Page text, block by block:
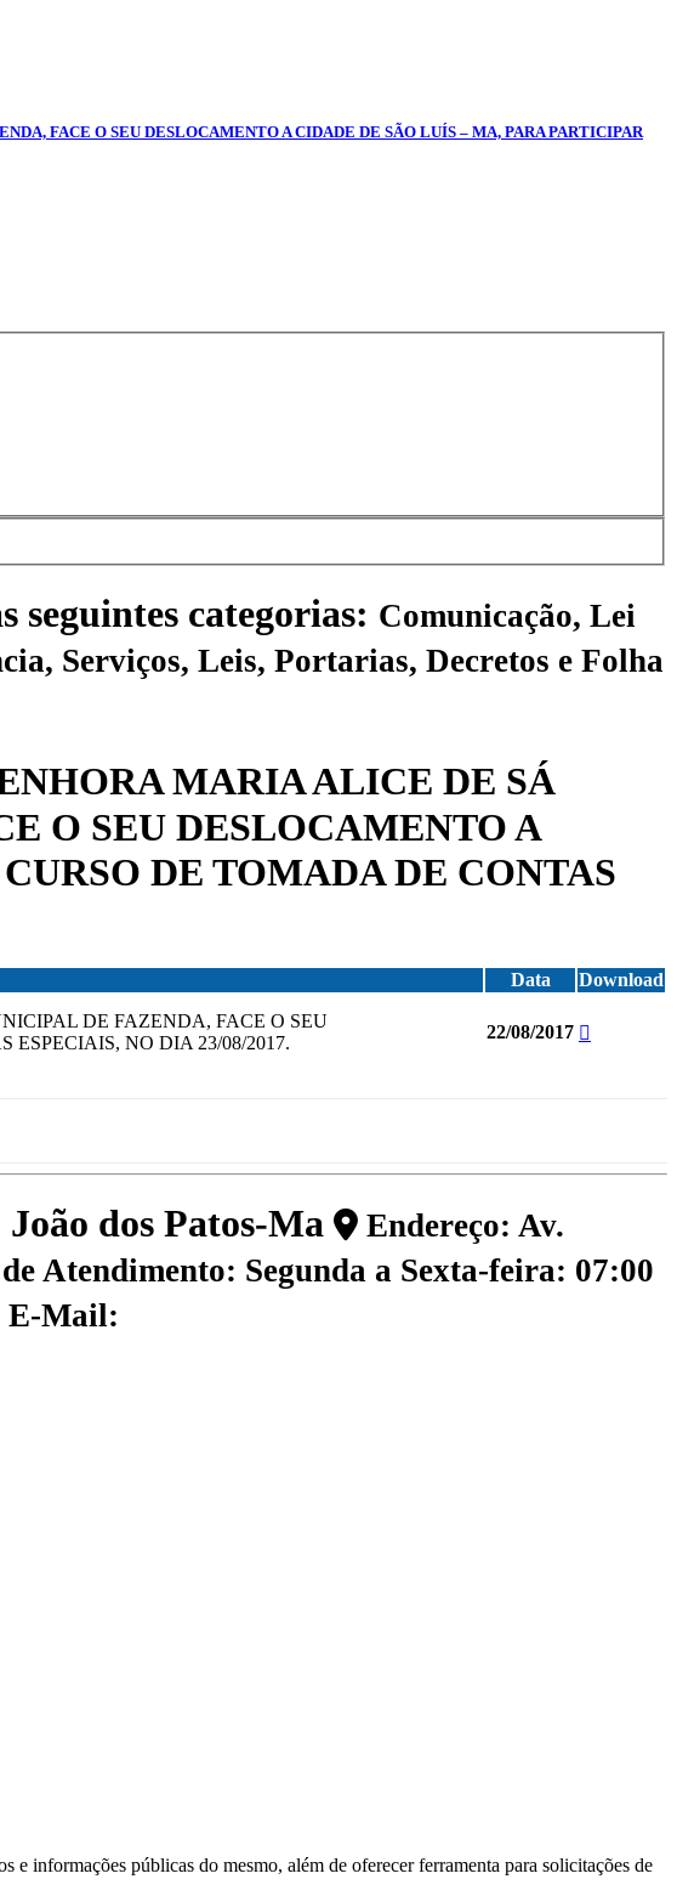
FACE O SEU DESLOCAMENTO A CIDADE DE SÃO LUÍS – MA, PARA PARTICIPAR
seguintes categorias: Comunicação, Lei
Serviços, Leis, Portarias, Decretos e Folha
MARIA ALICE DE SÁ
O SEU DESLOCAMENTO A
DE TOMADA DE CONTAS
Data
Download
DE FAZENDA, FACE O SEU
NO DIA 23/08/2017.
22/08/2017
dos Patos-Ma
Endereço: Av.
Atendimento: Segunda a Sexta-feira: 07:00
E-Mail:
informações públicas do mesmo, além de oferecer ferramenta para solicitações de